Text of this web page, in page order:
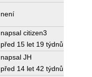
není
napsal citizen3
před 15 let 19 týdnů
napsal JH
před 14 let 42 týdnů